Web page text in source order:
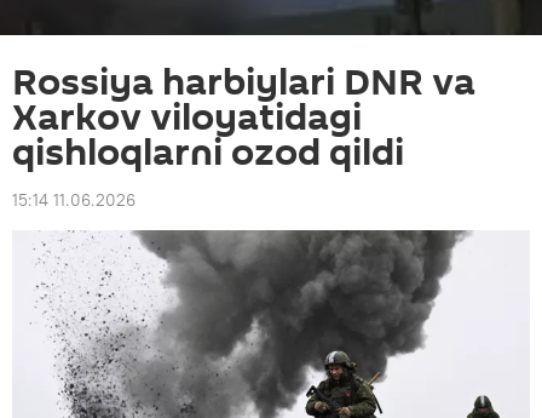
Rossiya harbiylari DNR va
Xarkov viloyatidagi
qishloqlarni ozod qildi
15:14 11.06.2026